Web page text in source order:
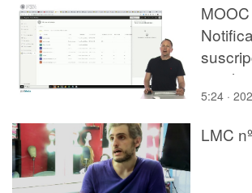
en el
5:24 ·
LMC